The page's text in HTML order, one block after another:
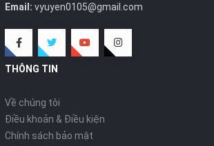
Email: vyuyen0105@gmail.com
THÔNG TIN
Về chúng tôi
Điều khoản & Điều kiện
Chính sách bảo mật